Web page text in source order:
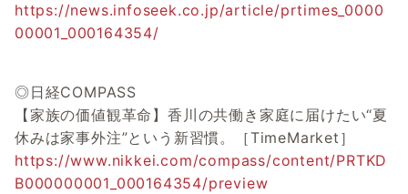
https://news.infoseek.co.jp/article/prtimes_0000
00001_000164354/
◎日経COMPASS
【家族の価値観革命】香川の共働き家庭に届けたい“夏
休みは家事外注”という新習慣。［TimeMarket］
https://www.nikkei.com/compass/content/PRTKD
B000000001_000164354/preview